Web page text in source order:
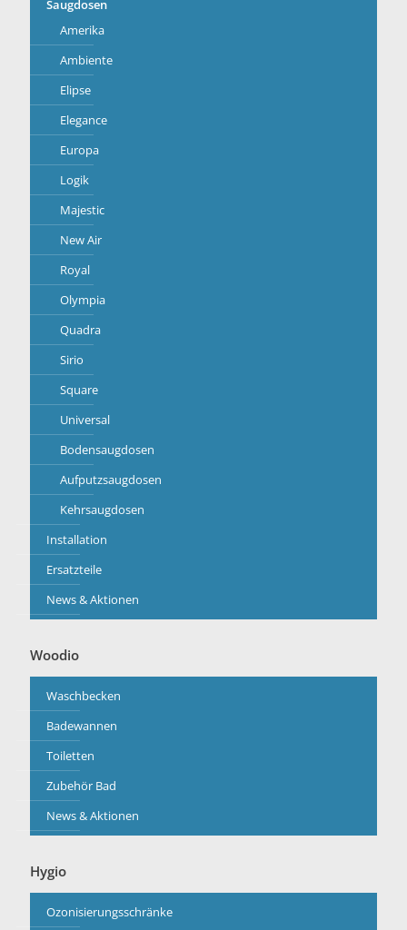
Saugdosen
Amerika
Ambiente
Elipse
Elegance
Europa
Logik
Majestic
New Air
Royal
Olympia
Quadra
Sirio
Square
Universal
Bodensaugdosen
Aufputzsaugdosen
Kehrsaugdosen
Installation
Ersatzteile
News & Aktionen
Woodio
Waschbecken
Badewannen
Toiletten
Zubehör Bad
News & Aktionen
Hygio
Ozonisierungsschränke